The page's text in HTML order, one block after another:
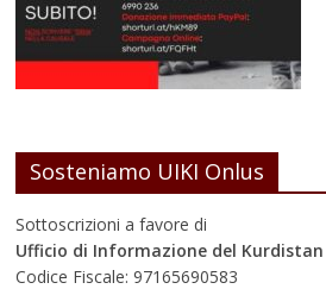
Sosteniamo UIKI Onlus
Sottoscrizioni a favore di
Ufficio di Informazione del
Codice Fiscale: 97165690583